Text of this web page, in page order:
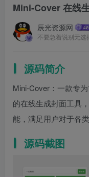
Mini-Cover 在线
辰光资源网
源码简介
Mini-Cover：一款专
的在线生成封面工具
能，满足用户对于各类
源码截图